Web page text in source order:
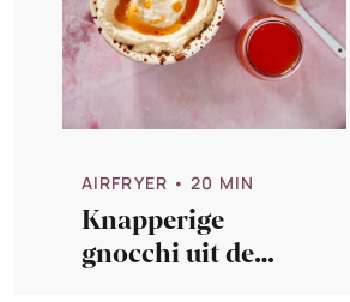
AIRFRYER • 20 MIN
Knapperige
gnocchi uit de